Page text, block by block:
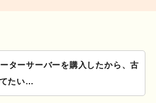
ターサーバーを購入したから、古
たい…